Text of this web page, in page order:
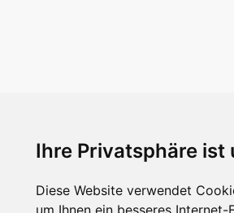
Ihre Privatsphäre ist
Diese Website verwendet
um Ihnen ein besseres